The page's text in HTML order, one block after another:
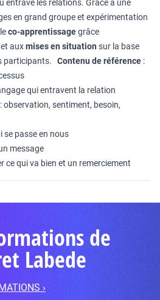
entrave les relations. Grâce à une
en grand groupe et expérimentation
co-apprentissagegrâce
et auxmises en situation sur la base
participants. Contenu de référence :
qui entravent la relation
sentiment, besoin,
se passe en nous
message
ce qui va bien et un remerciement
de
Labede
›